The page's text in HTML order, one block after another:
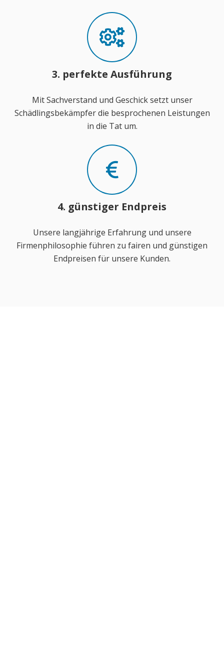
3. perfekte Ausführung
Mit Sachverstand und Geschick setzt unser
Schädlingsbekämpfer die besprochenen Leistungen
in die Tat um.
4. günstiger Endpreis
Unsere langjährige Erfahrung und unsere
Firmenphilosophie führen zu fairen und günstigen
Endpreisen für unsere Kunden.